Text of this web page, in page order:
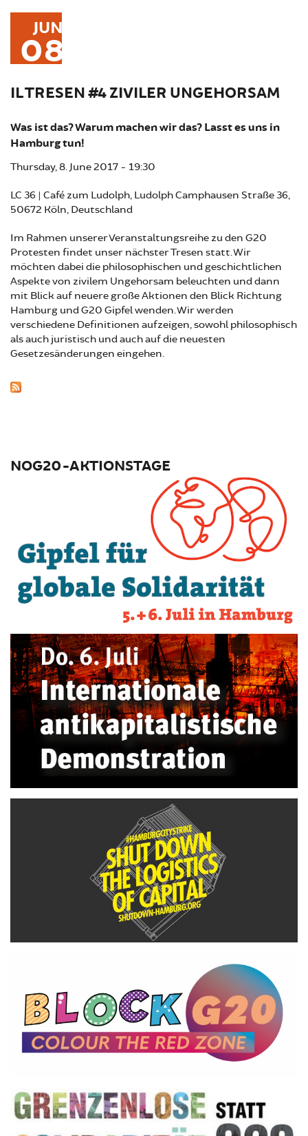
JUN
08
IL TRESEN #4 ZIVILER UNGEHORSAM
Was ist das? Warum machen wir das? Lasst es uns in
Hamburg tun!
Thursday, 8. June 2017 - 19:30
LC 36 | Café zum Ludolph, Ludolph Camphausen Straße 36,
50672 Köln, Deutschland
Im Rahmen unserer Veranstaltungsreihe zu den G20
Protesten findet unser nächster Tresen statt. Wir
möchten dabei die philosophischen und geschichtlichen
Aspekte von zivilem Ungehorsam beleuchten und dann
mit Blick auf neuere große Aktionen den Blick Richtung
Hamburg und G20 Gipfel wenden. Wir werden
verschiedene Definitionen aufzeigen, sowohl philosophisch
als auch juristisch und auch auf die neuesten
Gesetzesänderungen eingehen.
NOG20-AKTIONSTAGE